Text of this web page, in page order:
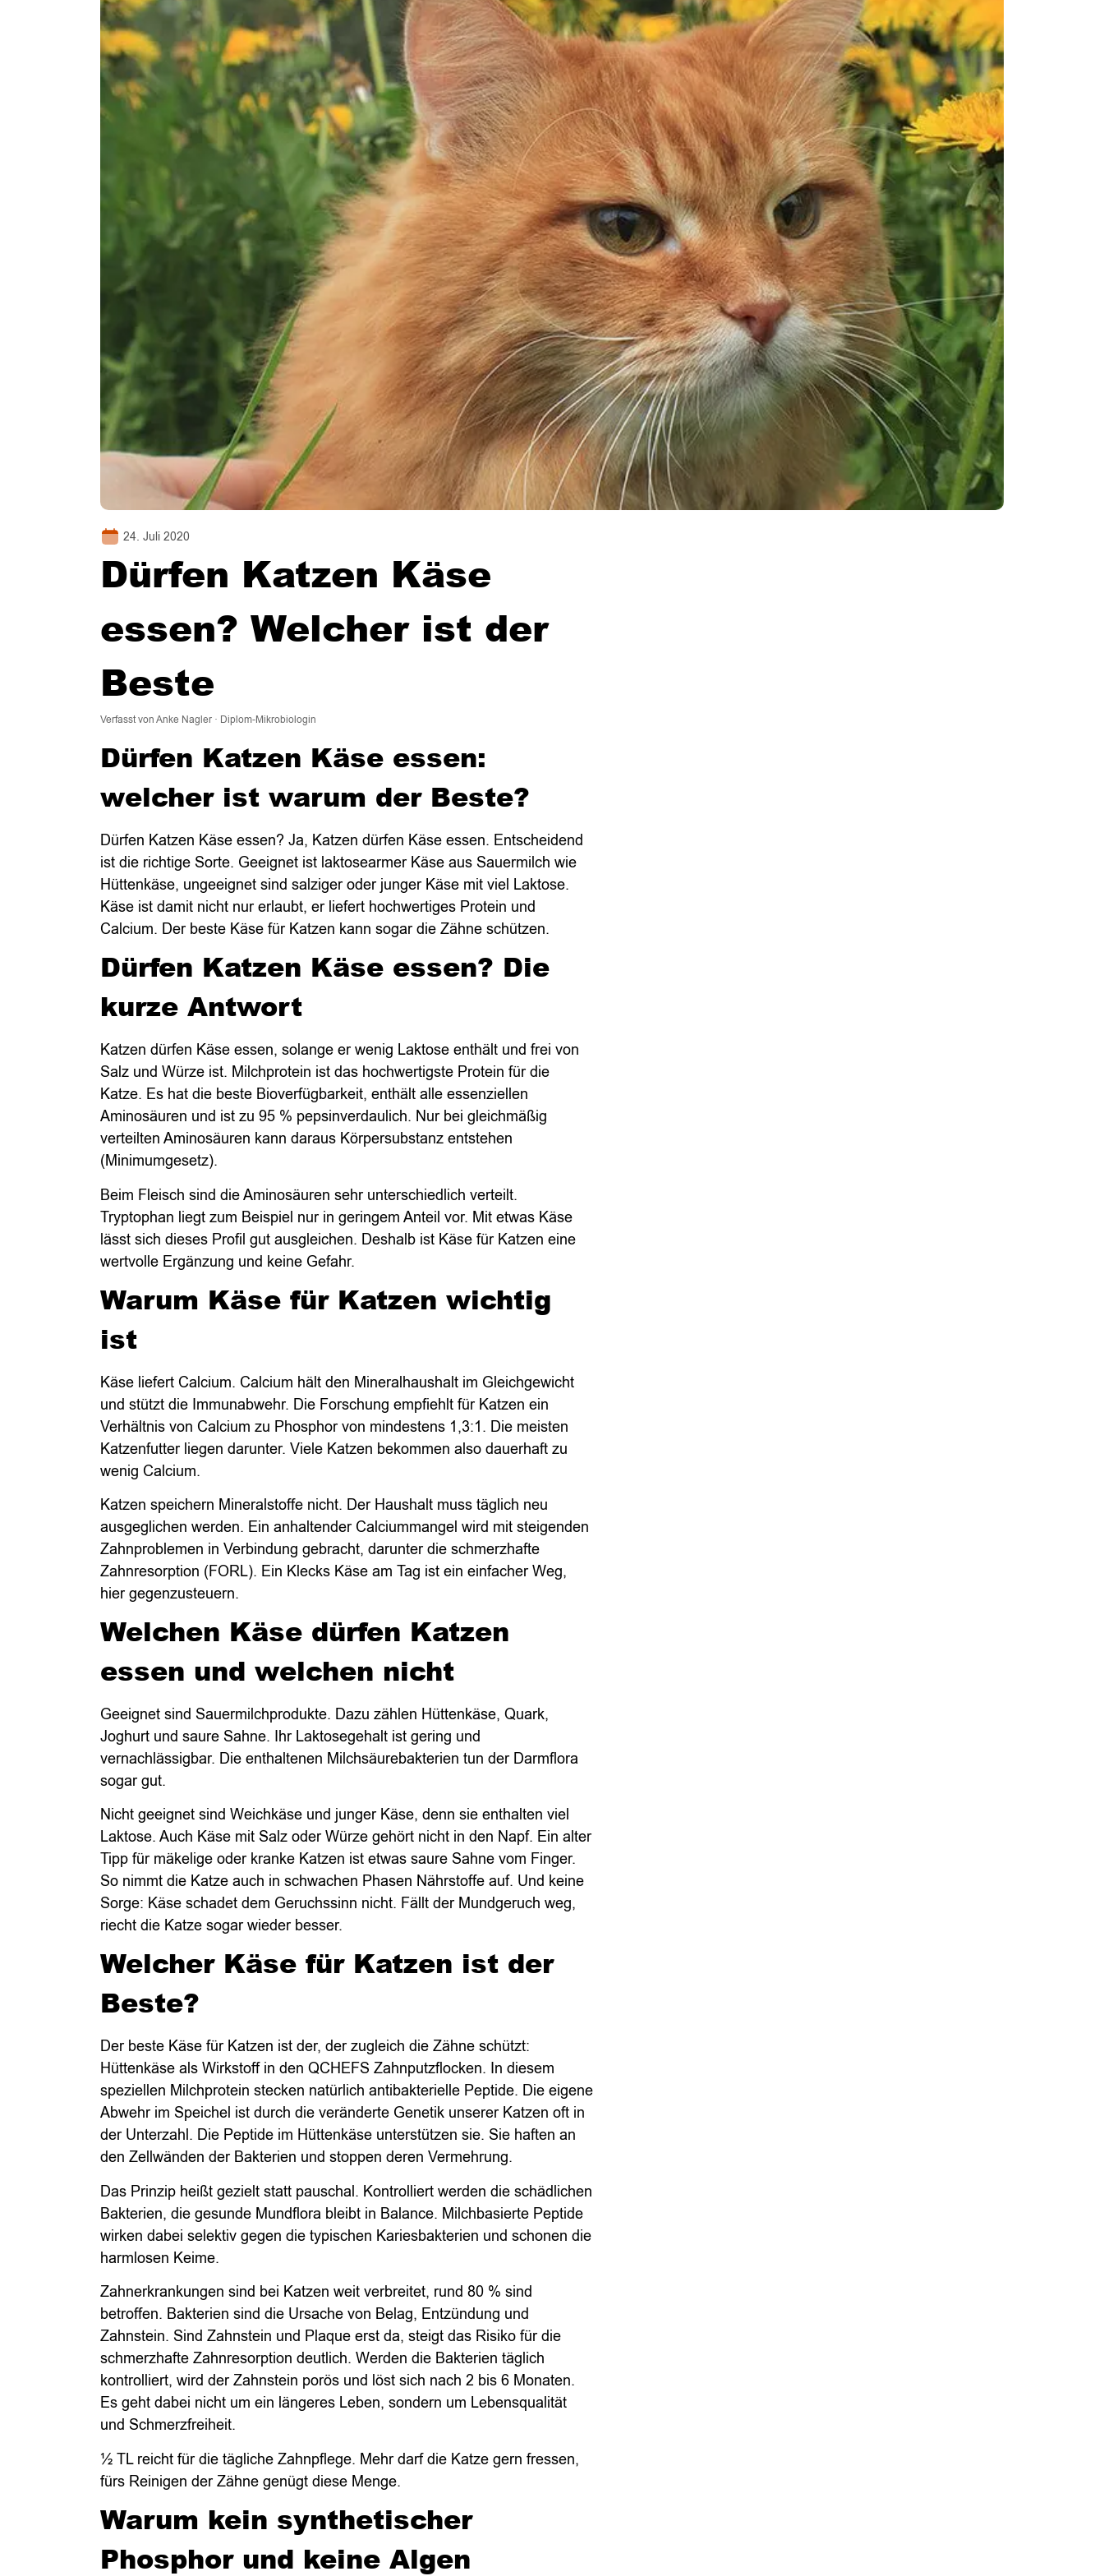
24. Juli 2020
Dürfen Katzen Käse
essen? Welcher ist der
Beste
Verfasst von Anke Nagler · Diplom-Mikrobiologin
Dürfen Katzen Käse essen:
welcher ist warum der Beste?
Dürfen Katzen Käse essen? Ja, Katzen dürfen Käse essen. Entscheidend
ist die richtige Sorte. Geeignet ist laktosearmer Käse aus Sauermilch wie
Hüttenkäse, ungeeignet sind salziger oder junger Käse mit viel Laktose.
Käse ist damit nicht nur erlaubt, er liefert hochwertiges Protein und
Calcium. Der beste Käse für Katzen kann sogar die Zähne schützen.
Dürfen Katzen Käse essen? Die
kurze Antwort
Katzen dürfen Käse essen, solange er wenig Laktose enthält und frei von
Salz und Würze ist. Milchprotein ist das hochwertigste Protein für die
Katze. Es hat die beste Bioverfügbarkeit, enthält alle essenziellen
Aminosäuren und ist zu 95 % pepsinverdaulich. Nur bei gleichmäßig
verteilten Aminosäuren kann daraus Körpersubstanz entstehen
(Minimumgesetz).
Beim Fleisch sind die Aminosäuren sehr unterschiedlich verteilt.
Tryptophan liegt zum Beispiel nur in geringem Anteil vor. Mit etwas Käse
lässt sich dieses Profil gut ausgleichen. Deshalb ist Käse für Katzen eine
wertvolle Ergänzung und keine Gefahr.
Warum Käse für Katzen wichtig
ist
Käse liefert Calcium. Calcium hält den Mineralhaushalt im Gleichgewicht
und stützt die Immunabwehr. Die Forschung empfiehlt für Katzen ein
Verhältnis von Calcium zu Phosphor von mindestens 1,3:1. Die meisten
Katzenfutter liegen darunter. Viele Katzen bekommen also dauerhaft zu
wenig Calcium.
Katzen speichern Mineralstoffe nicht. Der Haushalt muss täglich neu
ausgeglichen werden. Ein anhaltender Calciummangel wird mit steigenden
Zahnproblemen in Verbindung gebracht, darunter die schmerzhafte
Zahnresorption (FORL). Ein Klecks Käse am Tag ist ein einfacher Weg,
hier gegenzusteuern.
Welchen Käse dürfen Katzen
essen und welchen nicht
Geeignet sind Sauermilchprodukte. Dazu zählen Hüttenkäse, Quark,
Joghurt und saure Sahne. Ihr Laktosegehalt ist gering und
vernachlässigbar. Die enthaltenen Milchsäurebakterien tun der Darmflora
sogar gut.
Nicht geeignet sind Weichkäse und junger Käse, denn sie enthalten viel
Laktose. Auch Käse mit Salz oder Würze gehört nicht in den Napf. Ein alter
Tipp für mäkelige oder kranke Katzen ist etwas saure Sahne vom Finger.
So nimmt die Katze auch in schwachen Phasen Nährstoffe auf. Und keine
Sorge: Käse schadet dem Geruchssinn nicht. Fällt der Mundgeruch weg,
riecht die Katze sogar wieder besser.
Welcher Käse für Katzen ist der
Beste?
Der beste Käse für Katzen ist der, der zugleich die Zähne schützt:
Hüttenkäse als Wirkstoff in den QCHEFS Zahnputzflocken. In diesem
speziellen Milchprotein stecken natürlich antibakterielle Peptide. Die eigene
Abwehr im Speichel ist durch die veränderte Genetik unserer Katzen oft in
der Unterzahl. Die Peptide im Hüttenkäse unterstützen sie. Sie haften an
den Zellwänden der Bakterien und stoppen deren Vermehrung.
Das Prinzip heißt gezielt statt pauschal. Kontrolliert werden die schädlichen
Bakterien, die gesunde Mundflora bleibt in Balance. Milchbasierte Peptide
wirken dabei selektiv gegen die typischen Kariesbakterien und schonen die
harmlosen Keime.
Zahnerkrankungen sind bei Katzen weit verbreitet, rund 80 % sind
betroffen. Bakterien sind die Ursache von Belag, Entzündung und
Zahnstein. Sind Zahnstein und Plaque erst da, steigt das Risiko für die
schmerzhafte Zahnresorption deutlich. Werden die Bakterien täglich
kontrolliert, wird der Zahnstein porös und löst sich nach 2 bis 6 Monaten.
Es geht dabei nicht um ein längeres Leben, sondern um Lebensqualität
und Schmerzfreiheit.
½ TL reicht für die tägliche Zahnpflege. Mehr darf die Katze gern fressen,
fürs Reinigen der Zähne genügt diese Menge.
Warum kein synthetischer
Phosphor und keine Algen